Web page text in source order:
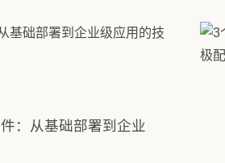
：从基础部署到企业